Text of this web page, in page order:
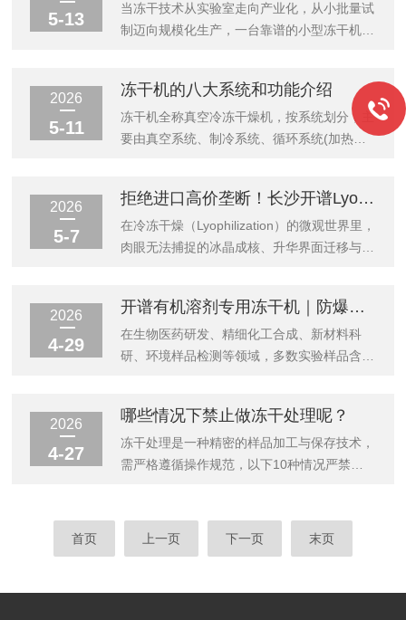
置”与“干燥仓常压/真空切换”展开。分体式设
计逻辑：与原位冻干机不同，基础型冻干机
制品货架期、保障其运输稳定性的有效手段。
而专门用于生物制药生产的生物制药冷冻干燥
严苛的考验。一、严苛的GMP合规与无菌保
障与实验室设备不同，生物制药冷冻干燥机必
须严格满足《药品生产质量管理规范》
5-13
当冻干技术从实验室走向产业化，从小批量试
制迈向规模化生产，一台靠谱的小型冻干机，
数各异，进口设备价格高昂动辄数十万，国产
品牌又鱼龙混杂——究竟该如何拨开迷雾，找
到那台"性能过硬、售后无忧、价格合理"的理
2026年小型冻干机市场格局概览当前国内冻
干机市场呈现清晰的"金字塔"结构：塔尖：
SPScientific（美国）、GE...
2026
5-11
冻干机的八大系统和功能介绍
冻干机全称真空冷冻干燥机，按系统划分，主
要由真空系统、制冷系统、循环系统(加热系
机，因此细分下，冻千机八大系的主要由制冷
系统、真空系统、循环系统、控制系统、液压
系统、清洗系统、灭菌系统、化霜系统等组
机与冻干箱内部的管道组成。冷冻机的功用是
对冻干箱和冷凝器进行制冷,以产生和维持它
们工作时所需要的低温。2、真空系统对...
2026
5-7
拒绝进口高价垄断！长沙开谱LyoVision A1，国产冻干显微镜的硬核突围之路
在冷冻干燥（Lyophilization）的微观世界里，
肉眼无法捕捉的冰晶成核、升华界面迁移与结
瞬间，研发人员只能依赖价格高昂、交付周期
漫长的进口设备，或在试错中消耗大量高价值
样品。如今，随着国产高级仪器的崛起，长沙
觉边界，让“微观可见”成为实验室的标准配
置。一、长沙开谱仪器：专注冻干领域的“技
术派”成立于...
2026
4-29
开谱有机溶剂专用冻干机｜防爆防腐超低温
在生物医药研发、精细化工合成、新材料科
研、环境样品检测等领域，多数实验样品含有
理，应用于有机体系物料冻干时，普遍存在溶
剂腐蚀设备、溶剂捕获不充分、冻干效率偏
低、易燃易爆安全隐患等问题。不仅会造成样
冻干设备的技术短板进行专项优化，通过超低
有机样...
2026
4-27
哪些情况下禁止做冻干处理呢？
冻干处理是一种精密的样品加工与保存技术，
需严格遵循操作规范，以下10种情况严禁进
未经正确安装的操作。冻干机属于精密设备，
标，不仅无法完成冻干，还可能造成制冷剂泄
首页 上一页 下一页 末页